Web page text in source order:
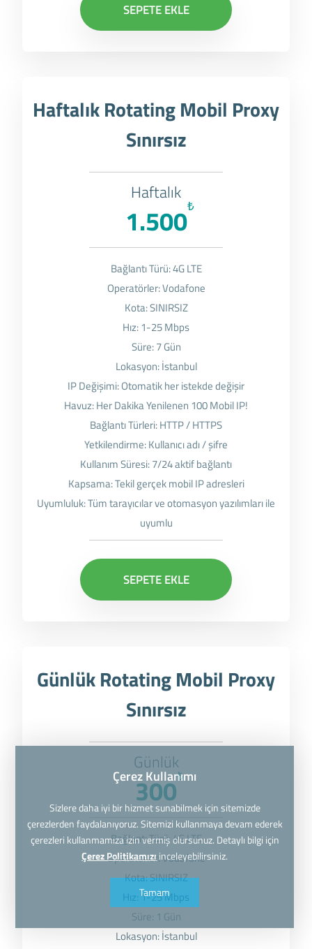
SEPETE EKLE
Haftalık Rotating Mobil Proxy
Sınırsız
Haftalık
₺
1.500
Bağlantı Türü: 4G LTE
Operatörler: Vodafone
Kota: SINIRSIZ
Hız: 1-25 Mbps
Süre: 7 Gün
Lokasyon: İstanbul
IP Değişimi: Otomatik her istekde değişir
Havuz: Her Dakika Yenilenen 100 Mobil IP!
Bağlantı Türleri: HTTP / HTTPS
Yetkilendirme: Kullanıcı adı / şifre
Kullanım Süresi: 7/24 aktif bağlantı
Kapsama: Tekil gerçek mobil IP adresleri
Uyumluluk: Tüm tarayıcılar ve otomasyon yazılımları ile
uyumlu
SEPETE EKLE
Günlük Rotating Mobil Proxy
Sınırsız
Günlük
₺
300
Bağlantı Türü: 4G LTE
Operatörler: Vodafone
Kota: SINIRSIZ
Hız: 1-25 Mbps
Süre: 1 Gün
Lokasyon: İstanbul
Çerez Kullanımı
Sizlere daha iyi bir hizmet sunabilmek için sitemizde
çerezlerden faydalanıyoruz. Sitemizi kullanmaya devam ederek
çerezleri kullanmamıza izin vermiş olursunuz. Detaylı bilgi için
Çerez Politikamızıinceleyebilirsiniz.
Tamam